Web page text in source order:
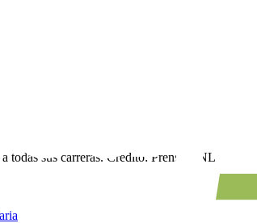
todas sus carreras. Crédito: Prensa UNL